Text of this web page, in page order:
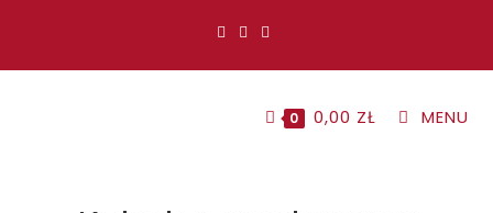
0 0,00 ZŁ MENU